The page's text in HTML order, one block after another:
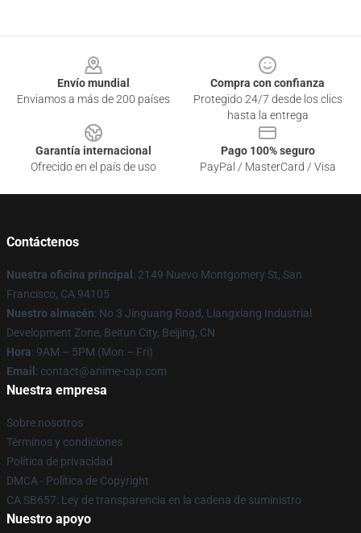
Envío mundial
Enviamos a más de 200 países
Compra con confianza
Protegido 24/7 desde los clics
hasta la entrega
Garantía internacional
Ofrecido en el país de uso
Pago 100% seguro
PayPal / MasterCard / Visa
Contáctenos
Nuestra oficina principal : 2149 Nuevo Montgomery St, San
Francisco, CA 94105
Nuestro almacén: No 3 Jinguang Road, Liangxiang Industrial
Development Zone, Beitun City, Beijing, CN
Hora: 9AM – 5PM (Mon – Fri)
Email : contact@anime-cap.com
Nuestra empresa
Sobre nosotros
Términos y condiciones
Política de privacidad
DMCA - Política de Copyright
CA SB657: Ley de transparencia en la cadena de suministro
Nuestro apoyo